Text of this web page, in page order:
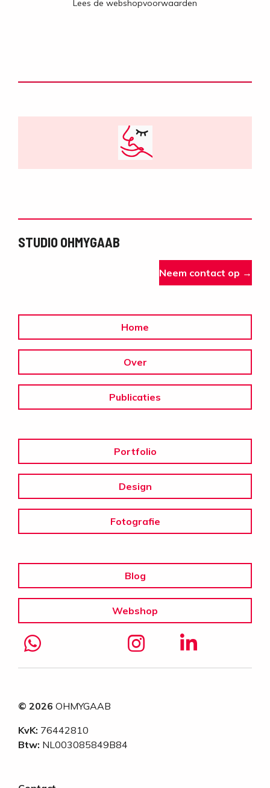
Lees de webshopvoorwaarden
STUDIO OHMYGAAB
Neem contact op →
Home
Over
Publicaties
Portfolio
Design
Fotografie
Blog
Webshop
© 2026 OHMYGAAB
KvK: 76442810
Btw: NL003085849B84